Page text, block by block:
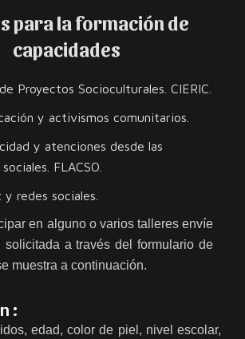
para la formación de
capacidades
Proyectos Socioculturales. CIERIC.
y activismos comunitarios.
y atenciones desde las
FLACSO.
y redes sociales.
en alguno o varios talleres envíe
solicitada a través del formulario de
muestra a continuación.
:
edad, color de piel, nivel escolar,